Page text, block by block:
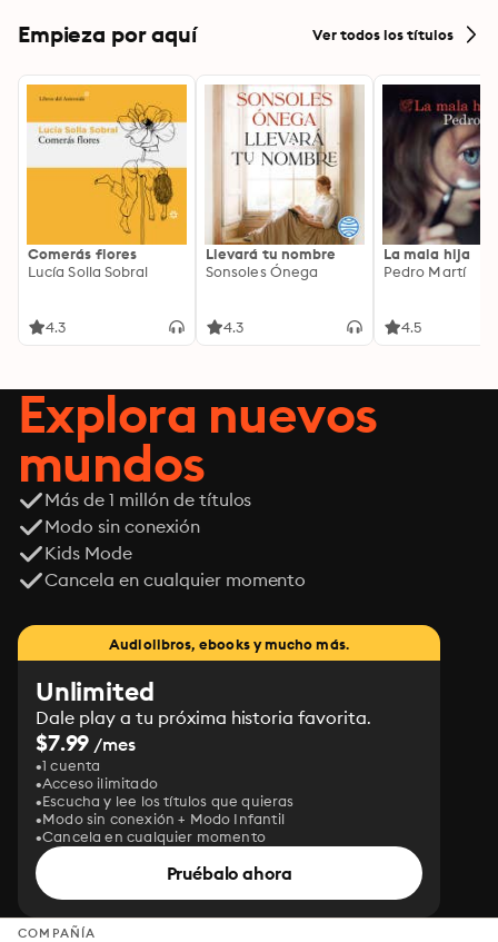
Empieza por aquí Ver todos los títulos
Comerás flores
Lucía Solla Sobral
4.3
Llevará tu nombre
Sonsoles Ónega
4.3
La mala hija
Pedro Martí
4.5
Explora nuevos
mundos
Más de 1 millón de títulos
Modo sin conexión
Kids Mode
Cancela en cualquier momento
Audiolibros, ebooks y mucho más.
Unlimited
Dale play a tu próxima historia favorita.
$7.99 /mes
1 cuenta
Acceso ilimitado
Escucha y lee los títulos que quieras
Modo sin conexión + Modo Infantil
Cancela en cualquier momento
Pruébalo ahora
COMPAÑÍA